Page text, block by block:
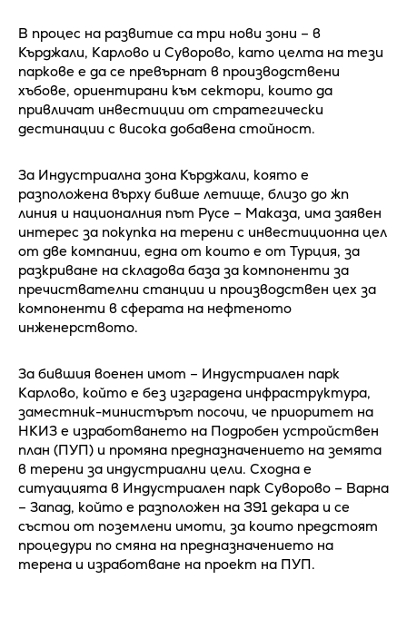
В процес на развитие са три нови зони – в
Кърджали, Карлово и Суворово, като целта на тези
паркове е да се превърнат в производствени
хъбове, ориентирани към сектори, които да
привличат инвестиции от стратегически
дестинации с висока добавена стойност.
За Индустриална зона Кърджали, която е
разположена върху бивше летище, близо до жп
линия и националния път Русе – Маказа, има заявен
интерес за покупка на терени с инвестиционна цел
от две компании, една от които е от Турция, за
разкриване на складова база за компоненти за
пречиствателни станции и производствен цех за
компоненти в сферата на нефтеното
инженерството.
За бившия военен имот – Индустриален парк
Карлово, който е без изградена инфраструктура,
заместник-министърът посочи, че приоритет на
НКИЗ е изработването на Подробен устройствен
план (ПУП) и промяна предназначението на земята
в терени за индустриални цели. Сходна е
ситуацията в Индустриален парк Суворово – Варна
– Запад, който е разположен на 391 декара и се
състои от поземлени имоти, за които предстоят
процедури по смяна на предназначението на
терена и изработване на проект на ПУП.